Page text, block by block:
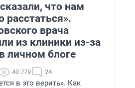
что нам
расстаться».
врача
из клиники из-за
личном блоге
40 779 24
в это верить». Как